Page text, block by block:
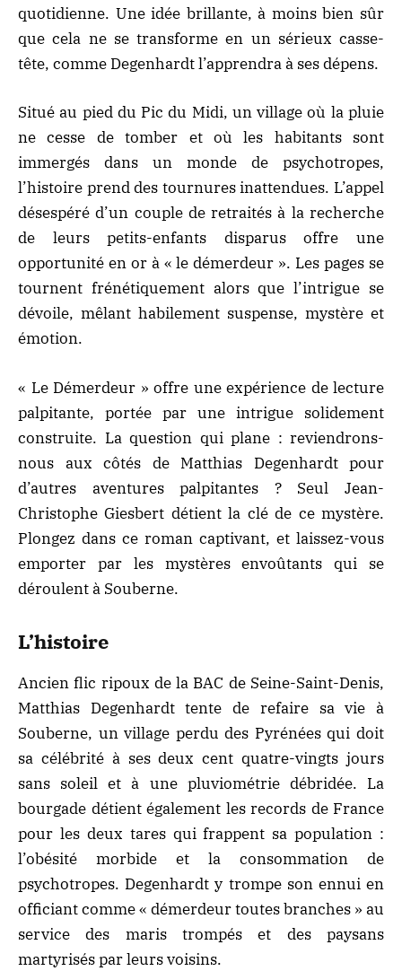
quotidienne. Une idée brillante, à moins bien sûr
que cela ne se transforme en un sérieux casse-
tête, comme Degenhardt l’apprendra à ses dépens.
Situé au pied du Pic du Midi, un village où la pluie
ne cesse de tomber et où les habitants sont
immergés dans un monde de psychotropes,
l’histoire prend des tournures inattendues. L’appel
désespéré d’un couple de retraités à la recherche
de leurs petits-enfants disparus offre une
opportunité en or à « le démerdeur ». Les pages se
tournent frénétiquement alors que l’intrigue se
dévoile, mêlant habilement suspense, mystère et
émotion.
« Le Démerdeur » offre une expérience de lecture
palpitante, portée par une intrigue solidement
construite. La question qui plane : reviendrons-
nous aux côtés de Matthias Degenhardt pour
d’autres aventures palpitantes ? Seul Jean-
Christophe Giesbert détient la clé de ce mystère.
Plongez dans ce roman captivant, et laissez-vous
emporter par les mystères envoûtants qui se
déroulent à Souberne.
L’histoire
Ancien flic ripoux de la BAC de Seine-Saint-Denis,
Matthias Degenhardt tente de refaire sa vie à
Souberne, un village perdu des Pyrénées qui doit
sa célébrité à ses deux cent quatre-vingts jours
sans soleil et à une pluviométrie débridée. La
bourgade détient également les records de France
pour les deux tares qui frappent sa population :
l’obésité morbide et la consommation de
psychotropes. Degenhardt y trompe son ennui en
officiant comme « démerdeur toutes branches » au
service des maris trompés et des paysans
martyrisés par leurs voisins.